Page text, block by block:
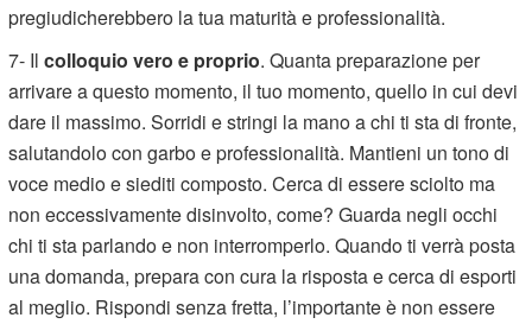
pregiudicherebbero la tua maturità e professionalità.
7- Ilcolloquio vero e proprio. Quanta preparazione per
arrivare a questo momento, il tuo momento, quello in cui devi
dare il massimo. Sorridi e stringi la mano a chi ti sta di fronte,
salutandolo con garbo e professionalità. Mantieni un tono di
voce medio e siediti composto. Cerca di essere sciolto ma
non eccessivamente disinvolto, come? Guarda negli occhi
chi ti sta parlando e non interromperlo. Quando ti verrà posta
una domanda, prepara con cura la risposta e cerca di esporti
al meglio. Rispondi senza fretta, l’importante è non essere